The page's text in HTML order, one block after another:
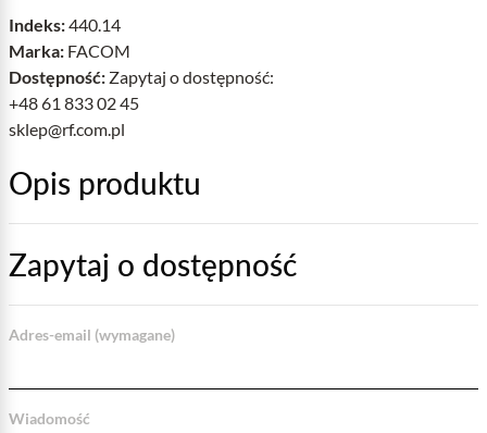
Indeks:440.14
Marka: FACOM
Dostępność: Zapytaj o dostępność:
+48 61 833 02 45
sklep@rf.com.pl
Opis produktu
Zapytaj o dostępność
Adres-email (wymagane)
Wiadomość